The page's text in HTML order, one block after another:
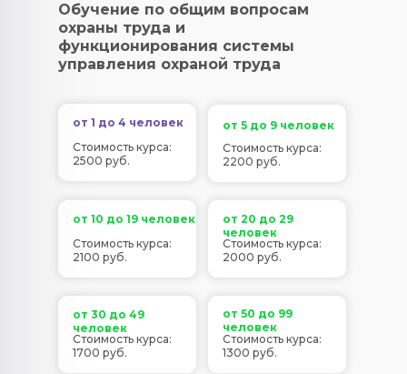
Обучение по общим вопросам
охраны труда и
функционирования системы
управления охраной труда
от 1 до 4 человек
Стоимость курса:
2500 руб.
от 5 до 9 человек
от 10 до 19 человек
от 20 до 29
человек
от 30 до 49
человек
от 50 до 99
человек
Стоимость курса:
2200 руб.
Стоимость курса:
2100 руб.
Стоимость курса:
2000 руб.
Стоимость курса:
1700 руб.
Стоимость курса:
1300 руб.